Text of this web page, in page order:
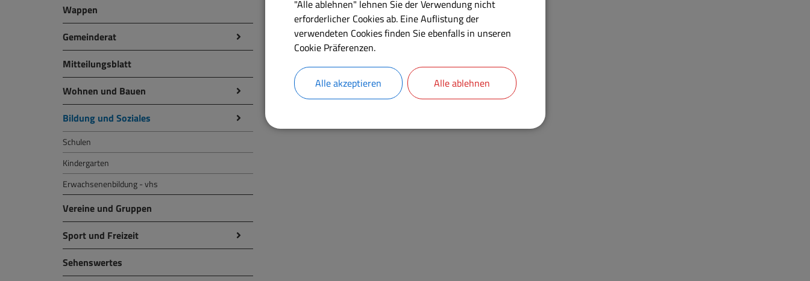
Wappen
Gemeinderat
Mitteilungsblatt
Wohnen und Bauen
Bildung und Soziales
Schulen
Kindergarten
Erwachsenenbildung - vhs
Vereine und Gruppen
Sport und Freizeit
Sehenswertes
"Alle ablehnen" lehnen Sie der Verwendung nicht
erforderlicher Cookies ab. Eine Auflistung der
verwendeten Cookies finden Sie ebenfalls in unseren
Cookie Präferenzen.
Alle akzeptieren Alle ablehnen